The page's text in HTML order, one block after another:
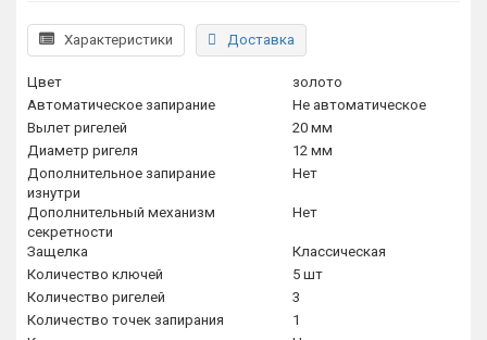
Характеристики Доставка
Цвет
золото
Автоматическое запирание
Не автоматическое
Вылет ригелей
20 мм
Диаметр ригеля
12 мм
Дополнительное запирание
изнутри
Нет
Дополнительный механизм
секретности
Нет
Защелка
Классическая
Количество ключей
5 шт
Количество ригелей
3
Количество точек запирания
1